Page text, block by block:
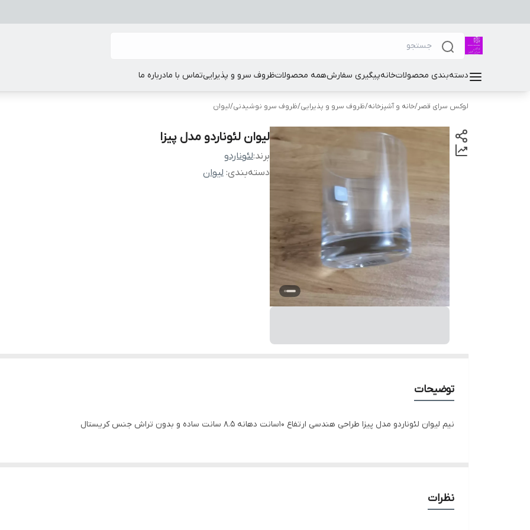
دسته‌بندی محصولاتخانهپیگیری سفارشهمه محصولاتظروف سرو و پذیراییتماس با مادرباره ما
لوکس سرای قصر/خانه و آشپزخانه/ظروف سرو و پذیرایی/ظروف سرو نوشیدنی/لیوان
لیوان لئوناردو مدل پیزا
برند:لئوناردو
دسته‌بندی: لیوان
توضیحات
نیم لیوان لئوناردو مدل پیزا طراحی هندسی ارتفاع 10سانت دهانه 8.5 سانت ساده و بدون تراش جنس کریستال
نظرات